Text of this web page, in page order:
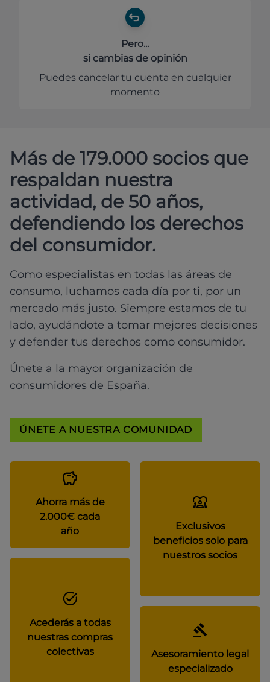
Pero...
si cambias de opinión
Puedes cancelar tu cuenta en cualquier
momento
Más de 179.000 socios que
respaldan nuestra
actividad, de 50 años,
defendiendo los derechos
del consumidor.
Como especialistas en todas las áreas de
consumo, luchamos cada día por ti, por un
mercado más justo. Siempre estamos de tu
lado, ayudándote a tomar mejores decisiones
y defender tus derechos como consumidor.
Únete a la mayor organización de
consumidores de España.
ÚNETE A NUESTRA COMUNIDAD
Ahorra más de
2.000€ cada
año
Exclusivos
beneficios solo para
nuestros socios
Acederás a todas
nuestras compras
colectivas
Asesoramiento legal
especializado